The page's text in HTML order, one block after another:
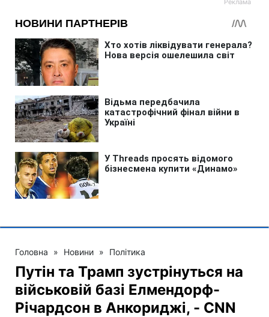
Головна » Новини » Політика
Путін та Трамп зустрінуться на
військовій базі Елмендорф-
Річардсон в Анкориджі, - CNN